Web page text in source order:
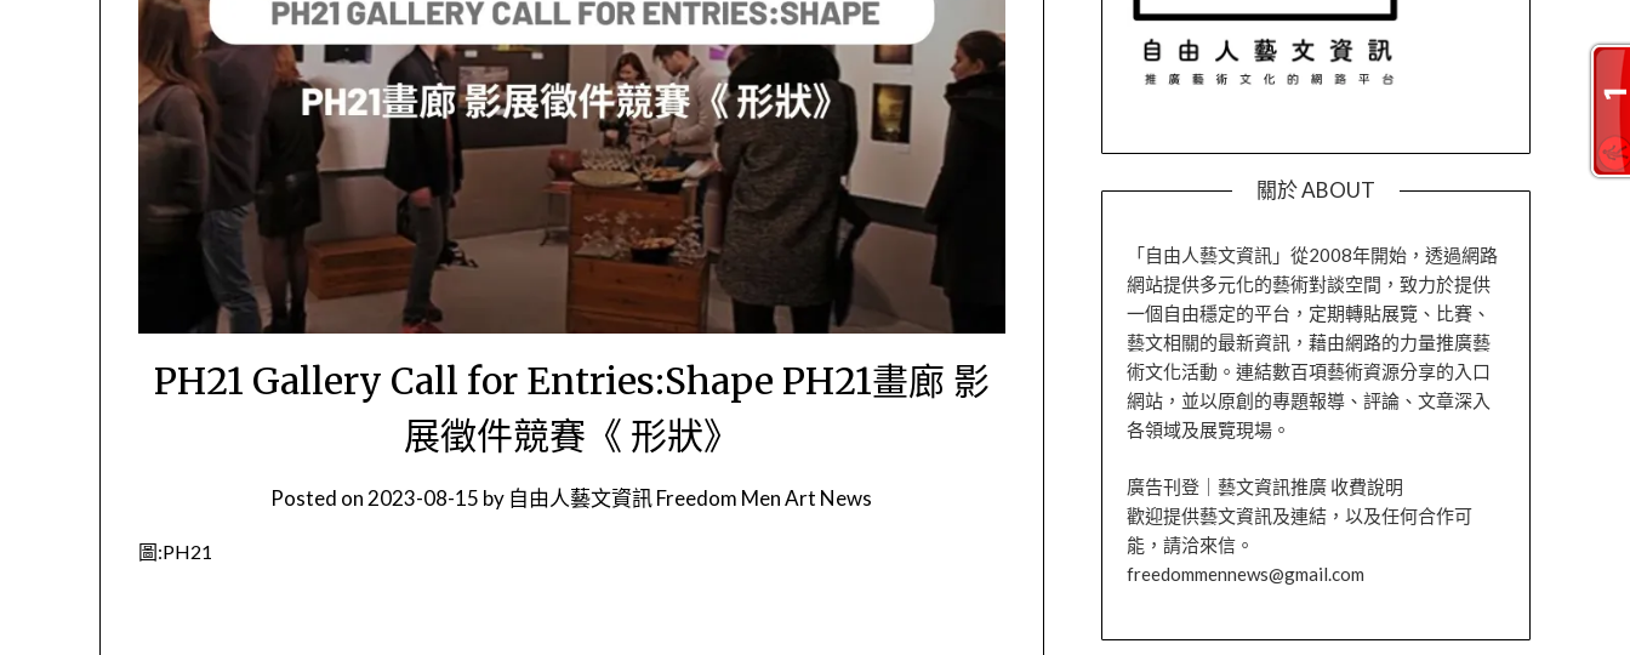
PH21 Gallery Call for Entries:Shape PH21畫廊 影
展徵件競賽《 形狀》
Posted on 2023-08-15 by 自由人藝文資訊 Freedom Men Art News
圖:PH21
關於 ABOUT
「自由人藝文資訊」從2008年開始，透過網路
網站提供多元化的藝術對談空間，致力於提供
一個自由穩定的平台，定期轉貼展覽、比賽、
藝文相關的最新資訊，藉由網路的力量推廣藝
術文化活動。連結數百項藝術資源分享的入口
網站，並以原創的專題報導、評論、文章深入
各領域及展覽現場。
廣告刊登｜藝文資訊推廣 收費說明
歡迎提供藝文資訊及連結，以及任何合作可
能，請洽來信。
freedommennews@gmail.com